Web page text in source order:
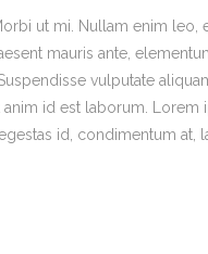
ut mi. Nullam enim leo,
mauris ante,
vulputate
id est laborum. Lorem
id, condimentum at,